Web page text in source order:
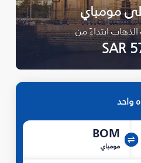
مومباي
ابتداءً من
واحد
BOM
مومباي